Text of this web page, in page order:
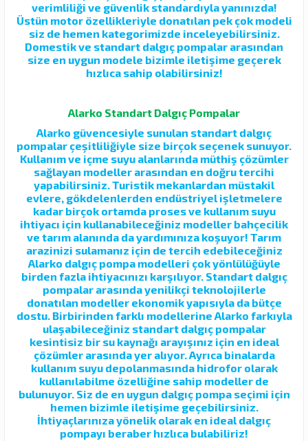
verimliliği ve güvenlik standardıyla yanınızda!
Üstün motor özellikleriyle donatılan pek çok modeli
siz de hemen kategorimizde inceleyebilirsiniz.
Domestik ve standart dalgıç pompalar arasından
size en uygun modele bizimle iletişime geçerek
hızlıca sahip olabilirsiniz!
Alarko Standart Dalgıç Pompalar
Alarko güvencesiyle sunulan standart dalgıç
pompalar çeşitliliğiyle size birçok seçenek sunuyor.
Kullanım ve içme suyu alanlarında müthiş çözümler
sağlayan modeller arasından en doğru tercihi
yapabilirsiniz. Turistik mekanlardan müstakil
evlere, gökdelenlerden endüstriyel işletmelere
kadar birçok ortamda proses ve kullanım suyu
ihtiyacı için kullanabileceğiniz modeller bahçecilik
ve tarım alanında da yardımınıza koşuyor! Tarım
arazinizi sulamanız için de tercih edebileceğiniz
Alarko dalgıç pompa modelleri çok yönlülüğüyle
birden fazla ihtiyacınızı karşılıyor. Standart dalgıç
pompalar arasında yenilikçi teknolojilerle
donatılan modeller ekonomik yapısıyla da bütçe
dostu. Birbirinden farklı modellerine Alarko farkıyla
ulaşabileceğiniz standart dalgıç pompalar
kesintisiz bir su kaynağı arayışınız için en ideal
çözümler arasında yer alıyor. Ayrıca binalarda
kullanım suyu depolanmasında hidrofor olarak
kullanılabilme özelliğine sahip modeller de
bulunuyor. Siz de en uygun dalgıç pompa seçimi için
hemen bizimle iletişime geçebilirsiniz.
İhtiyaçlarınıza yönelik olarak en ideal dalgıç
pompayı beraber hızlıca bulabiliriz!